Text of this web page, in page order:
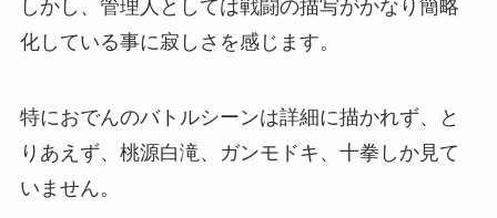
しかし、管理人としては戦闘の描写がかなり簡略
化している事に寂しさを感じます。
特におでんのバトルシーンは詳細に描かれず、と
りあえず、桃源白滝、ガンモドキ、十拳しか見て
いません。